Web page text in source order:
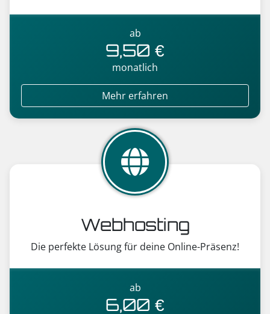
ab
9,50 €
monatlich
Mehr erfahren
Webhosting
Die perfekte Lösung für deine Online-Präsenz!
ab
6,00 €